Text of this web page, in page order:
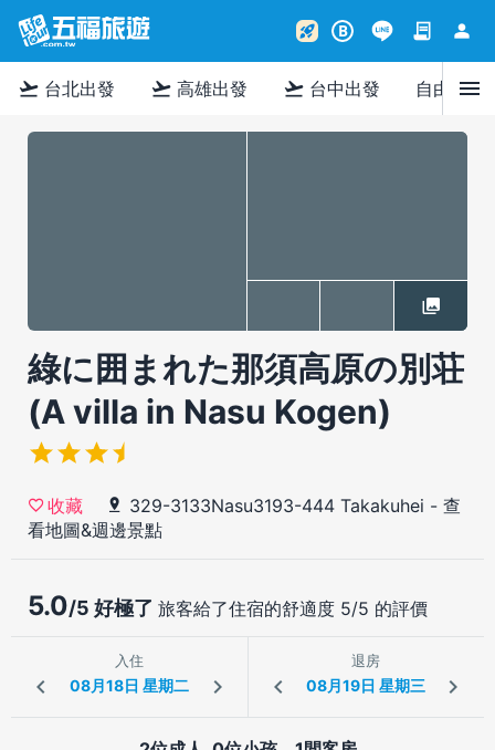
rocket_launch B contract person
flight_takeoff 台北出發 flight_takeoff 高雄出發 flight_takeoff 台中出發 自由行menu
綠に囲まれた那須高原の別荘
(A villa in Nasu Kogen)
收藏 329-3133Nasu3193-444 Takakuhei - 查
看地圖&週邊景點
5.0/5 好極了 旅客給了住宿的舒適度 5/5 的評價
入住 退房